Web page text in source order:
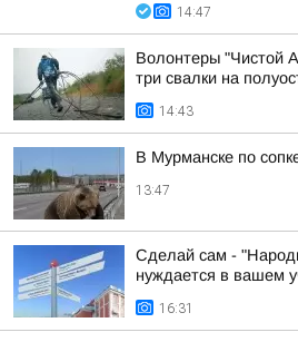
14:47
Волонтеры "Чистой
три свалки на
14:43
В Мурманске по
13:47
Сделай сам -
нуждается в вашем
16:31